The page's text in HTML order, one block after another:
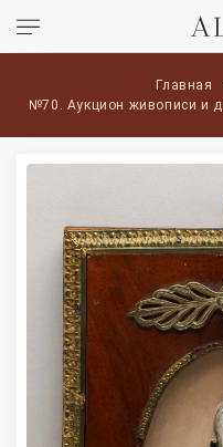
Главная
№70. Аукцион живописи и